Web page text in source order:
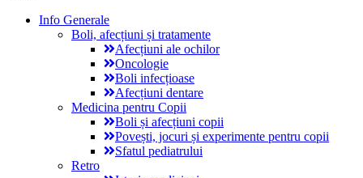
Info Generale
Boli, afecțiuni și tratamente
Afecțiuni ale ochilor
Oncologie
Boli infecțioase
Afecțiuni dentare
Medicina pentru Copii
Boli și afecțiuni copii
Povești, jocuri și experimente pentru copii
Sfatul pediatrului
Retro